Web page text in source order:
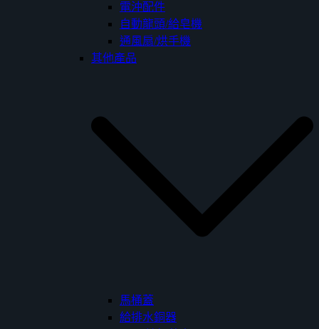
電沖配件
自動龍頭/給皂機
通風扇/烘手機
其他產品
馬桶蓋
給排水銅器